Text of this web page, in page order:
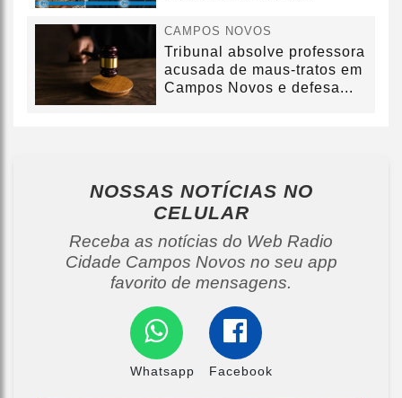
CAMPOS NOVOS
Tribunal absolve professora
acusada de maus-tratos em
Campos Novos e defesa...
NOSSAS NOTÍCIAS NO
CELULAR
Receba as notícias do Web Radio
Cidade Campos Novos no seu app
favorito de mensagens.
Whatsapp Facebook